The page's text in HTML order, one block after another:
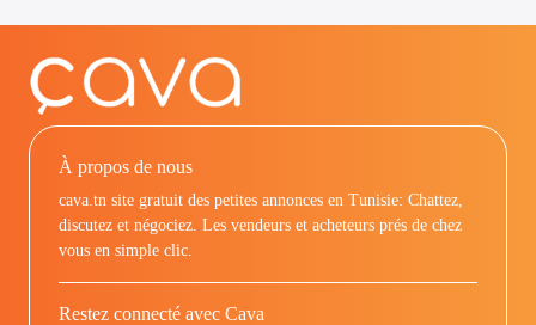
À propos de nous
cava.tn site gratuit des petites annonces en Tunisie: Chattez,
discutez et négociez. Les vendeurs et acheteurs prés de chez
vous en simple clic.
Restez connecté avec Cava